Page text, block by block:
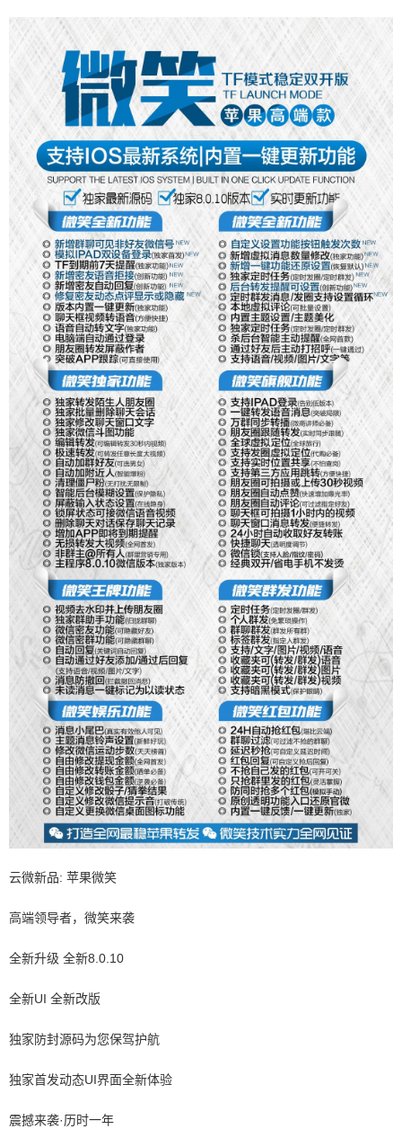
云微新品: 苹果微笑
高端领导者，微笑来袭
全新升级 全新8.0.10
全新UI 全新改版
独家防封源码为您保驾护航
独家首发动态UI界面全新体验
震撼来袭·历时一年